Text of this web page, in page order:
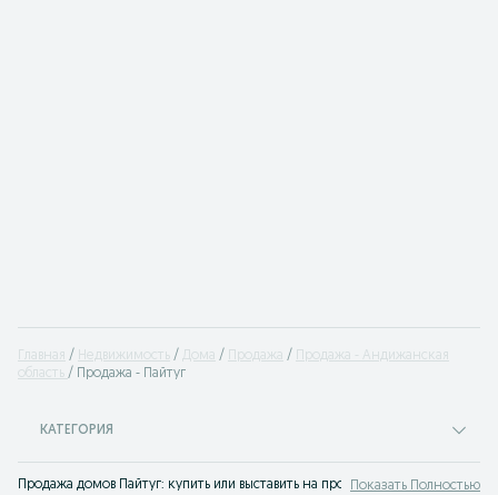
Главная Недвижимость Дома Продажа
Продажа - Андижанская
область
Продажа - Пайтуг
КАТЕГОРИЯ
Продажа домов Пайтуг: купить или выставить на продажу частный дом
Показать Полностью